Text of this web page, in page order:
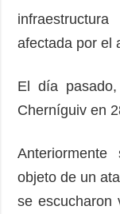
afectada por el
El día
Cherníguiv en
objeto de un
se escucharon